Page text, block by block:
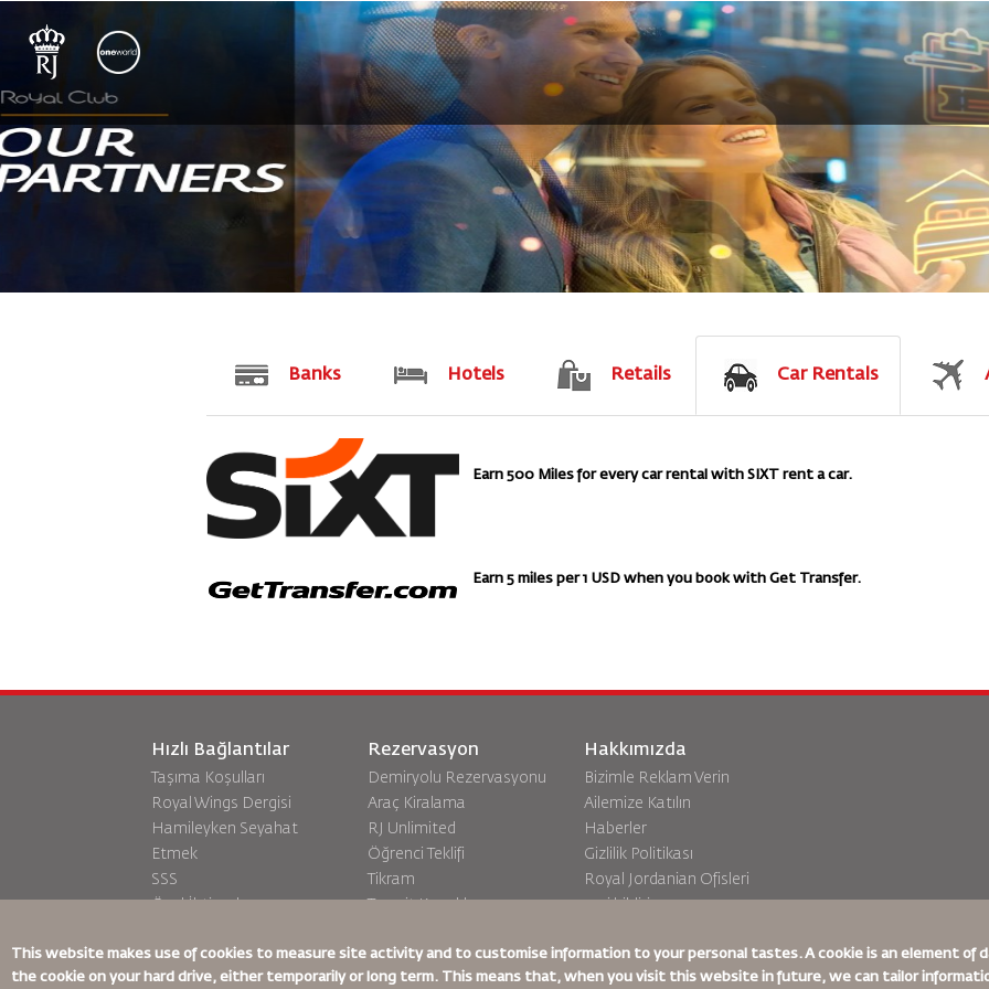
Banks Hotels Retails Car Rentals
Earn 500 Miles for every car rental with SIXT rent a car.
Earn 5 miles per 1 USD when you book with Get Transfer.
Hızlı Bağlantılar
Taşıma Koşulları
Royal Wings Dergisi
Hamileyken Seyahat
Etmek
SSS
Erişilebilirlik Planı ve Geri
Bildirim Süreci
Rezervasyon
Demiryolu Rezervasyonu
Araç Kiralama
RJ Unlimited
Öğrenci Teklifi
Tikram
Hakkımızda
Bizimle Reklam Verin
Ailemize Katılın
Haberler
Gizlilik Politikası
Royal Jordanian Ofisleri
This website makes use of cookies to measure site activity and to customise information to your personal tastes. A cookie is an element
the cookie on your hard drive, either temporarily or long term. This means that, when you visit this website in future, we can tailor